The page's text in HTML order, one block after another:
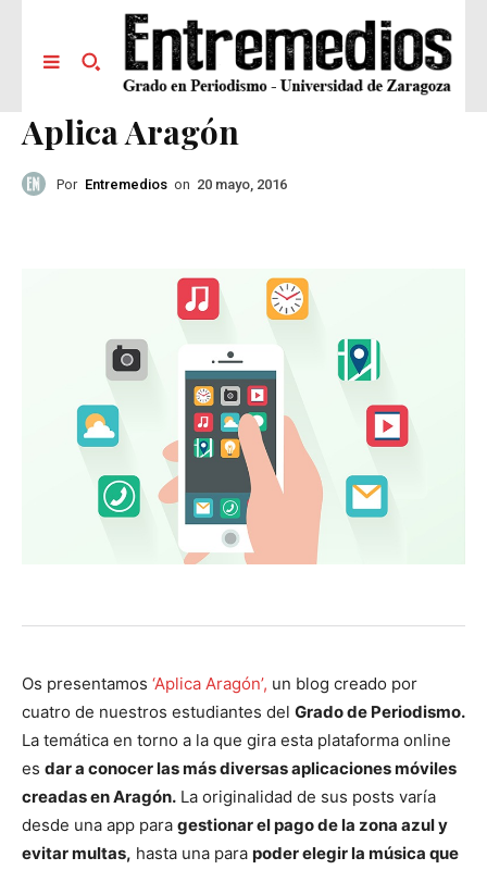
Aplica Aragón
Por Entremedios on 20 mayo, 2016
Os presentamos ‘Aplica Aragón’, un blog creado por
cuatro de nuestros estudiantes del Grado de Periodismo.
La temática en torno a la que gira esta plataforma online
es dar a conocer las más diversas aplicaciones móviles
creadas en Aragón. La originalidad de sus posts varía
desde una app para gestionar el pago de la zona azul y
evitar multas, hasta una para poder elegir la música que